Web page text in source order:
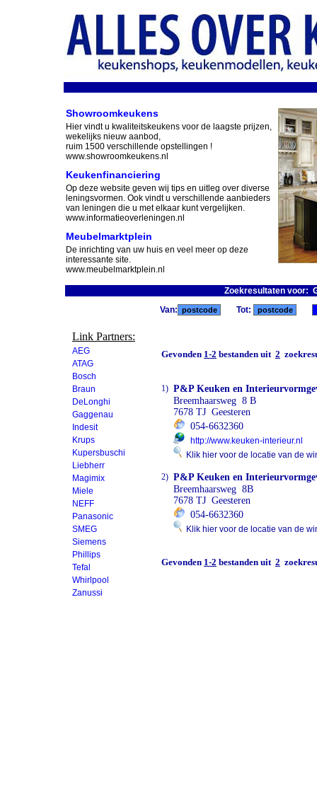
Showroomkeukens
Hier vindt u kwaliteitskeukens voor de laagste prijzen,
wekelijks nieuw aanbod,
ruim 1500 verschillende opstellingen !
www.showroomkeukens.nl
Keukenfinanciering
Op deze website geven wij tips en uitleg over diverse
leningsvormen. Ook vindt u verschillende aanbieders
van leningen die u met elkaar kunt vergelijken.
www.informatieoverleningen.nl
Meubelmarktplein
De inrichting van uw huis en veel meer op deze
interessante site.
www.meubelmarktplein.nl
Zoekresultaten voor:
Link Partners:
AEG
ATAG
Bosch
Braun
DeLonghi
Gaggenau
Indesit
Krups
Kupersbuschi
Liebherr
Magimix
Miele
NEFF
Panasonic
SMEG
Siemens
Phillips
Tefal
Whirlpool
Zanussi
Van: Tot:
Gevonden 1-2 bestanden uit 2
1) P&P Keuken en
Breemhaarsweg 8 B
7678 TJ Geesteren
054-6632360
http://www.keuken-interieur.nl
Klik hier voor de locatie van de
2) P&P Keuken en
Breemhaarsweg 8B
7678 TJ Geesteren
054-6632360
Klik hier voor de locatie van de
Gevonden 1-2 bestanden uit 2